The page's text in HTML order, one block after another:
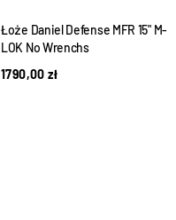
Łoże Daniel Defense MFR 15" M-
LOK No Wrenchs
1790,00zł